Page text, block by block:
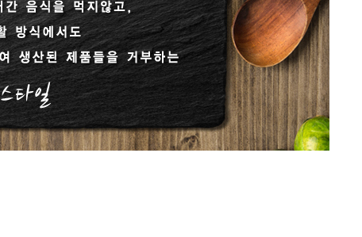
[냉동] 비건양념강정
400g/1kg
7,100원
[실온] 비건 장조림 180g
6,600원